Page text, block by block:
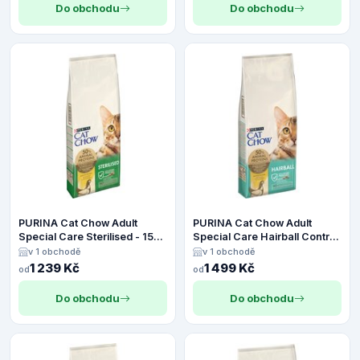
Do obchodu Do obchodu
PURINA Cat Chow Adult
Special Care Sterilised - 15
kgv 1 obchodě
od1 239 Kč
Do obchodu
PURINA Cat Chow Adult
Special Care Hairball Control
- 15 kg
v 1 obchodě
od1 499 Kč
Do obchodu